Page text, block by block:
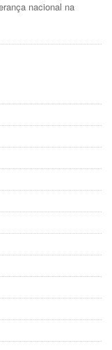
nacional na